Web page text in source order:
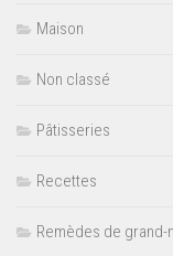
Maison
Non classé
Pâtisseries
Recettes
Remèdes de grand-